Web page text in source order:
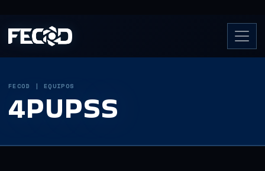
FECOD | EQUIPOS
4PUPSS